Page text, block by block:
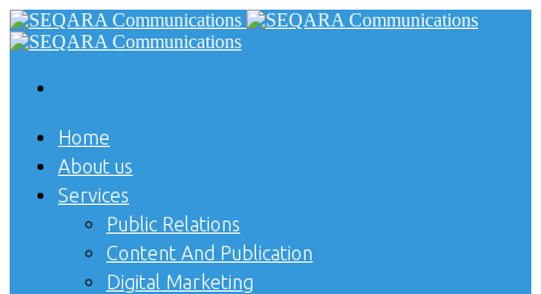
Home
About us
Services
Public Relations
Content And Publication
Digital Marketing